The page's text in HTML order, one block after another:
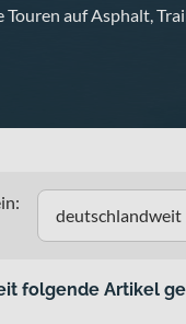
auf Asphalt,
deutschlandweit
folgende Artikel